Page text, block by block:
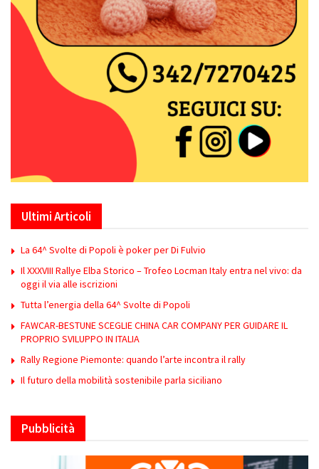
Ultimi Articoli
La 64^ Svolte di Popoli è poker per Di Fulvio
Il XXXVIII Rallye Elba Storico – Trofeo Locman Italy entra nel vivo: da
oggi il via alle iscrizioni
Tutta l’energia della 64^ Svolte di Popoli
FAWCAR-BESTUNE SCEGLIE CHINA CAR COMPANY PER GUIDARE IL
PROPRIO SVILUPPO IN ITALIA
Rally Regione Piemonte: quando l’arte incontra il rally
Il futuro della mobilità sostenibile parla siciliano
Pubblicità